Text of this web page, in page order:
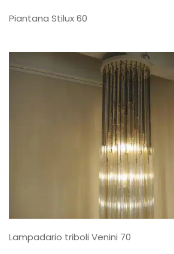
Piantana Stilux 60
Lampadario triboli Venini 70